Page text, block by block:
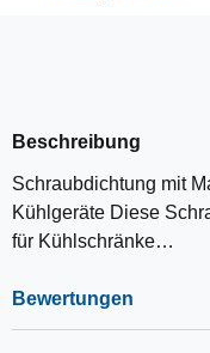
Beschreibung
Schraubdichtung mit
Kühlgeräte Diese
für Kühlschränke…
Bewertungen